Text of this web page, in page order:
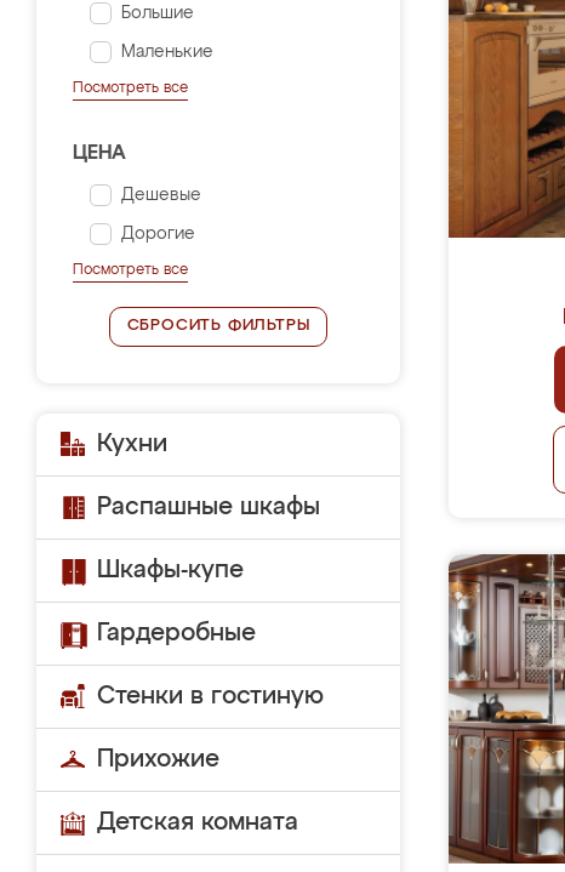
Большие
Маленькие
Посмотреть все
ЦЕНА
Дешевые
Дорогие
Посмотреть все
СБРОСИТЬ ФИЛЬТРЫ
Кухни
Распашные шкафы
Шкафы-купе
Гардеробные
Стенки в гостиную
Прихожие
Детская комната